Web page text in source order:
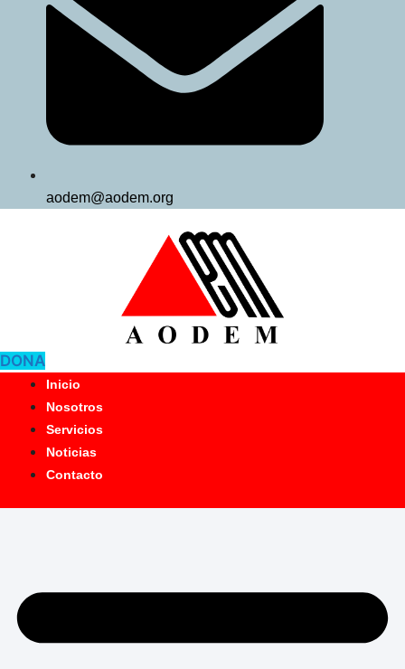
aodem@aodem.org
DONA
Inicio
Nosotros
Servicios
Noticias
Contacto